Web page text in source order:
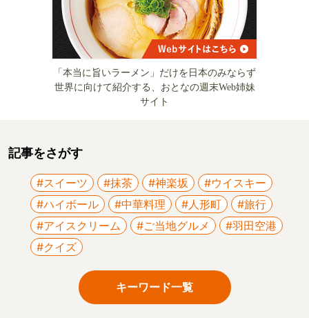
「本当に旨いラーメン」だけを日本のみならず
世界に向けて紹介する、おとなの週末Web姉妹
サイト
記事をさがす
#スイーツ #抹茶 #神楽坂
#ウイスキー
#ハイボール
#中華料理 #人形町
#旅行
#アイスクリーム
#ご当地グルメ
#羽田空港
#クイズ
キーワード一覧